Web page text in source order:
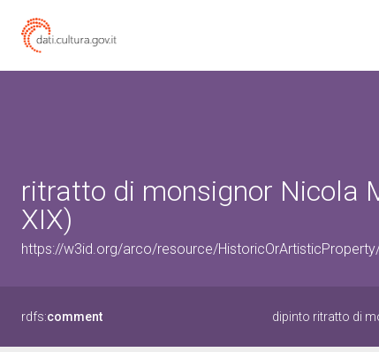
ritratto di monsignor Nicola
XIX)
https://w3id.org/arco/resource/
rdfs:comment dipinto ritratto di